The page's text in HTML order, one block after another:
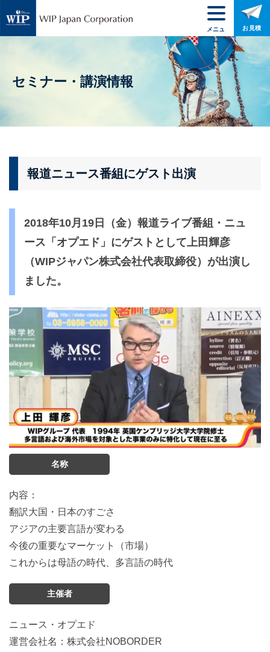
セミナー・講演情報
報道ニュース番組にゲスト出演
2018年10月19日（金）報道ライブ番組・ニュ
ース「オプエド」にゲストとして上田輝彦
（WIPジャパン株式会社代表取締役）が出演し
ました。
名称
内容：
翻訳大国・日本のすごさ
アジアの主要言語が変わる
今後の重要なマーケット（市場）
これからは母語の時代、多言語の時代
主催者
ニュース・オプエド
運営会社名：株式会社NOBORDER
メニュ
ー
お見積